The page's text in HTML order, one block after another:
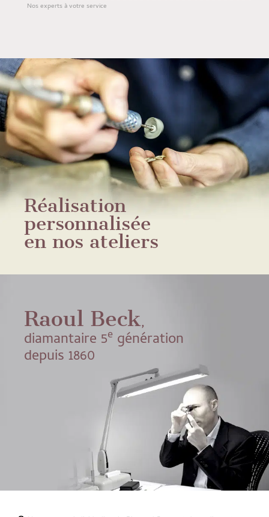
Nos experts à votre service
Réalisation
personnalisée
en nos ateliers
Raoul Beck,
diamantaire 5e génération
depuis 1860